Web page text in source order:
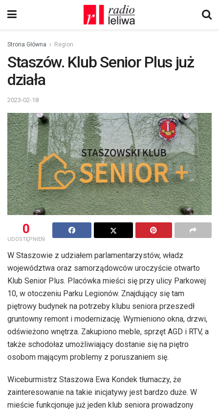
Strona Główna Region
Staszów. Klub Senior Plus już
działa
2023-02-18
0
UDOSTĘPNIEŃ
W Staszowie z udziałem parlamentarzystów, władz
województwa oraz samorządowców uroczyście otwarto
Klub Senior Plus. Placówka mieści się przy ulicy Parkowej
10, w otoczeniu Parku Legionów. Znajdujący się tam
piętrowy budynek na potrzeby klubu seniora przeszedł
gruntowny remont i modernizację. Wymieniono okna, drzwi,
odświeżono wnętrza. Zakupiono meble, sprzęt AGD i RTV, a
także schodołaz umożliwiający dostanie się na piętro
osobom mającym problemy z poruszaniem się.
Wiceburmistrz Staszowa Ewa Kondek tłumaczy, że
zainteresowanie na takie inicjatywy jest bardzo duże. W
mieście funkcjonuje już jeden klub seniora prowadzony